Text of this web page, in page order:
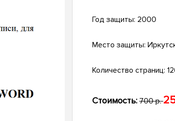
Год защиты: 2000
Место защиты:
Количество страниц:
Стоимость: 700 р.